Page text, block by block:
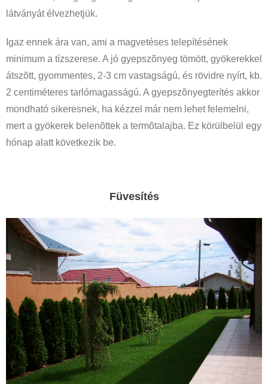
látványát élvezhetjük.
Igaz ennek ára van, ami a magvetéses telepítésének
minimum a tízszerese. A jó gyepszõnyeg tömött, gyökerekkel
átszõtt, gyommentes, 2-3 cm vastagságú, és rövidre nyírt, kb.
2 centiméteres tarlómagasságú. A gyepszõnyegterítés akkor
mondható sikeresnek, ha kézzel már nem lehet felemelni,
mert a gyökerek belenõttek a termõtalajba. Ez körülbelül egy
hónap alatt következik be.
Füvesítés